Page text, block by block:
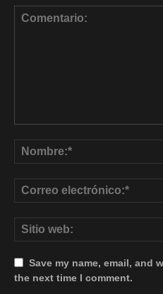
Save my name, email, and
the next time I comment.